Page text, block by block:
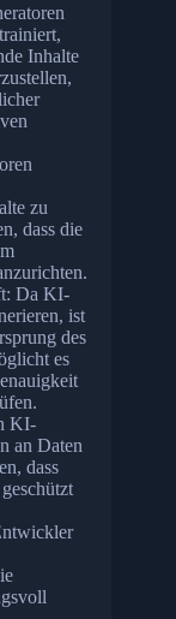
Inhalte
zu
dass die
Da KI-
ist
des
es
KI-
an Daten
dass